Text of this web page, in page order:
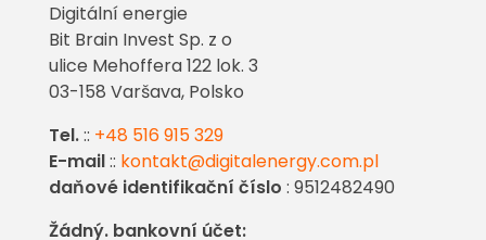
Digitální energie
Bit Brain Invest Sp. z o
ulice Mehoffera 122 lok. 3
03-158 Varšava, Polsko
Tel.:: +48 516 915 329
E-mail:: kontakt@digitalenergy.com.pl
daňové identifikační číslo : 9512482490
Žádný. bankovní účet: